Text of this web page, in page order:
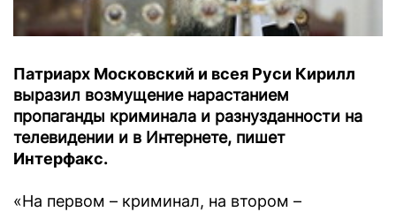
Патриарх Московский и всея Руси Кирилл
выразил возмущение нарастанием
пропаганды криминала и разнузданности на
телевидении и в Интернете, пишет
Интерфакс.
«На первом – криминал, на втором –